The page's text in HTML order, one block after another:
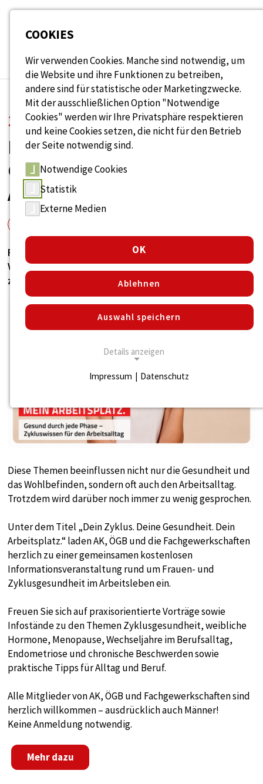
Seitenbereiche:
14. August 2026
DEIN ZYKLUS. DEINE
GESUNDHEIT. DEIN
ARBEITSPLATZ.
Frauen erleben im Laufe ihres Lebens viele hormonelle
Veränderungen – vom Zyklus über Endometriose bis hin
zu den Wechseljahren.
Diese Themen beeinflussen nicht nur die Gesundheit und
das Wohlbefinden, sondern oft auch den Arbeitsalltag.
Trotzdem wird darüber noch immer zu wenig gesprochen.
Unter dem Titel „Dein Zyklus. Deine Gesundheit. Dein
Arbeitsplatz.“ laden AK, ÖGB und die Fachgewerkschaften
herzlich zu einer gemeinsamen kostenlosen
Informationsveranstaltung rund um Frauen- und
Zyklusgesundheit im Arbeitsleben ein.
Freuen Sie sich auf praxisorientierte Vorträge sowie
Infostände zu den Themen Zyklusgesundheit, weibliche
Hormone, Menopause, Wechseljahre im Berufsalltag,
Endometriose und chronische Beschwerden sowie
praktische Tipps für Alltag und Beruf.
Alle Mitglieder von AK, ÖGB und Fachgewerkschaften sind
herzlich willkommen – ausdrücklich auch Männer!
Keine Anmeldung notwendig.
Mehr dazu
COOKIES
Wir verwenden Cookies. Manche sind notwendig, um
die Website und ihre Funktionen zu betreiben,
andere sind für statistische oder Marketingzwecke.
Mit der ausschließlichen Option "Notwendige
Cookies" werden wir Ihre Privatsphäre respektieren
und keine Cookies setzen, die nicht für den Betrieb
der Seite notwendig sind.
Notwendige Cookies
Statistik
Externe Medien
OK
Ablehnen
Auswahl speichern
Details anzeigen
Notwendige Cookies ermöglichen die
grundlegend notwendigen Funktionen für den
Betrieb der Seite.
Name:
cookie_consent
Zweck:
Diese Cookie speichert die benutzerspezifischen
Cookie-Einstellungen
Cookie Laufzeit:
1 year
STATISTIK
Statistik Cookies sammeln anonyme
Informationen über das Nutzerverhalten. Diese
Informationen helfen uns, das Verhalten unserer
Nutzer auf unserer Webseite besser zu
verstehen.
Analytics
Name:
google_tagmanager
Impressum | Datenschutz